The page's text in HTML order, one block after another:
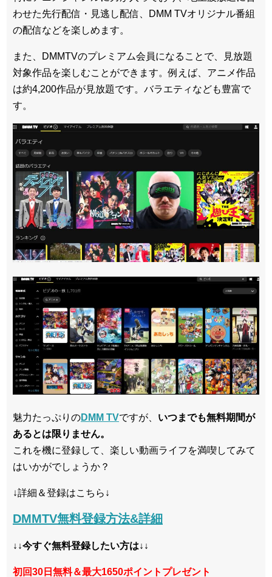
わせた先行配信・見逃し配信、DMM TVオリジナル番組
の配信などを楽しめます。
また、DMMTVのプレミアム会員になることで、見放題
対象作品を楽しむことができます。例えば、アニメ作品
は約4,200作品が見放題です。バラエティなども豊富で
す。
魅力たっぷりのDMM TVですが、 いつまでも無料期間が
あるとは限りません。
これを機に登録して、楽しい動画ライフを満喫してみて
はいかがでしょうか？
↓詳細＆登録はこちら↓
DMMTV無料登録方法&詳細
↓↓今すぐ無料登録したい方は↓↓
初回30日無料＆最大1650ポイントプレゼント